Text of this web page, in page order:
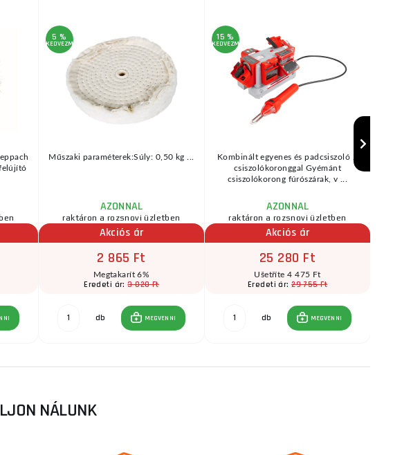
5 %
KEDVEZMÉNY
Műszaki paraméterek:Súly: 0,50 kg ...
AZONNAL
raktáron a rozsnovi üzletben
Akciós ár
2 865 Ft
Megtakarít 6%
Eredeti ár:3 020 Ft
db MEGVENNI
15 %
KEDVEZMÉNY
Kombinált egyenes és padcsiszoló 2
csiszolókoronggal Gyémánt
csiszolókorong fúrószárak, v ...
AZONNAL
raktáron a rozsnovi üzletben
Akciós ár
25 280 Ft
Ušetříte 4 475 Ft
Eredeti ár:29 755 Ft
db MEGVENNI
NÁLUNK